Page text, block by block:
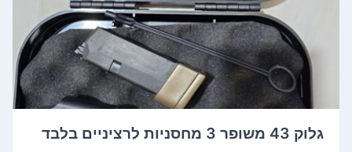
גלוק 43 משופר 3 מחסניות לרציניים בלבד